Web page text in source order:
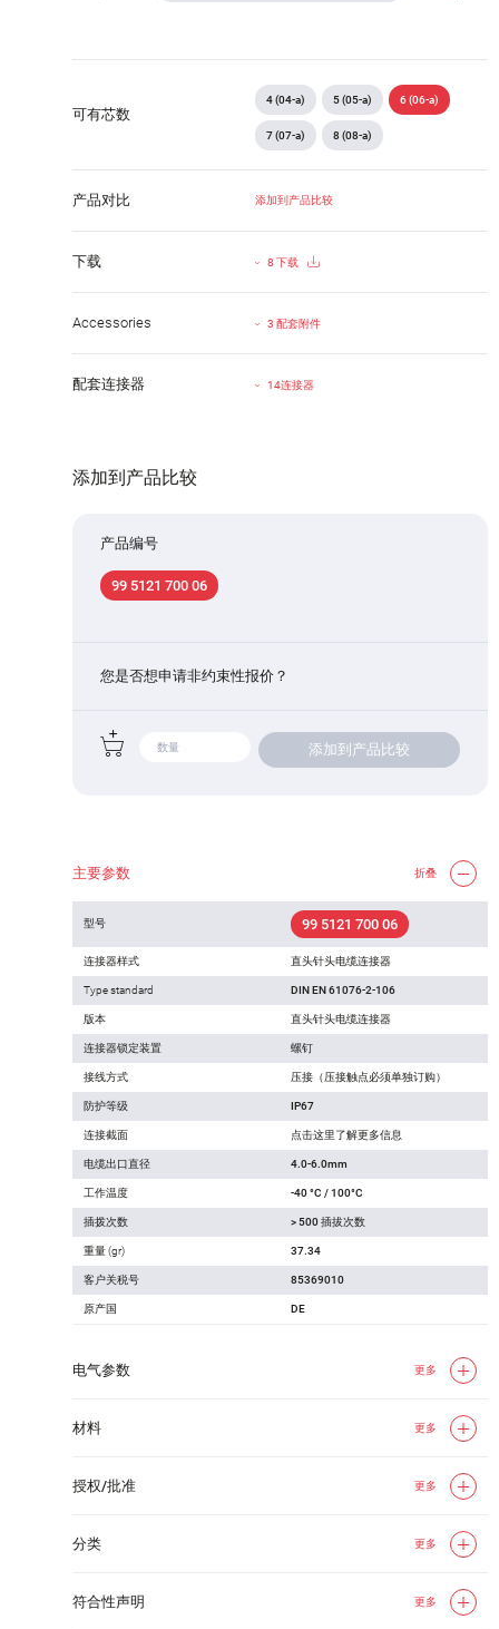
可有芯数
4 (04-a) 5 (05-a) 6 (06-a)
7 (07-a) 8 (08-a)
产品对比 添加到产品比较
下载 8 下载
Accessories 3 配套附件
配套连接器 14连接器
添加到产品比较
产品编号
99 5121 700 06
您是否想申请非约束性报价？
添加到产品比较
主要参数 折叠
型号 99 5121 700 06
连接器样式 直头针头电缆连接器
Type standard DIN EN 61076-2-106
版本 直头针头电缆连接器
连接器锁定装置 螺钉
接线方式 压接（压接触点必须单独订购）
防护等级 IP67
连接截面 点击这里了解更多信息
电缆出口直径 4.0-6.0mm
工作温度 -40 °C / 100°C
插拨次数 > 500 插拔次数
重量 (gr) 37.34
客户关税号 85369010
原产国 DE
电气参数 更多
材料 更多
授权/批准 更多
分类 更多
符合性声明 更多